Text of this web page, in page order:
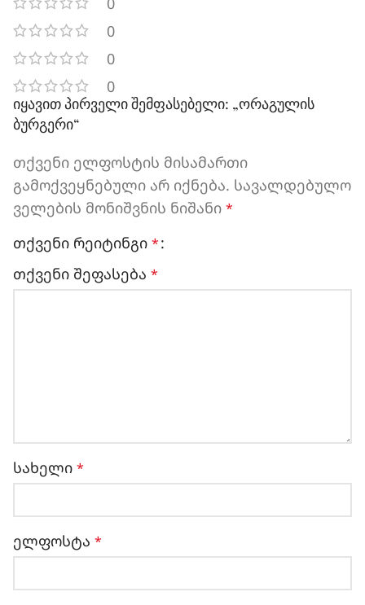
0
0
0
იყავით პირველი შემფასებელი: „ორაგულის
ბურგერი“
თქვენი ელფოსტის მისამართი
გამოქვეყნებული არ იქნება. სავალდებულო
ველების მონიშვნის ნიშანი *
თქვენი რეიტინგი *
თქვენი შეფასება *
სახელი *
ელფოსტა *